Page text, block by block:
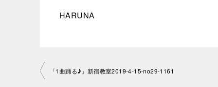
HARUNA
投
「1曲踊る♪」新宿教室2019-4-15-no29-1161